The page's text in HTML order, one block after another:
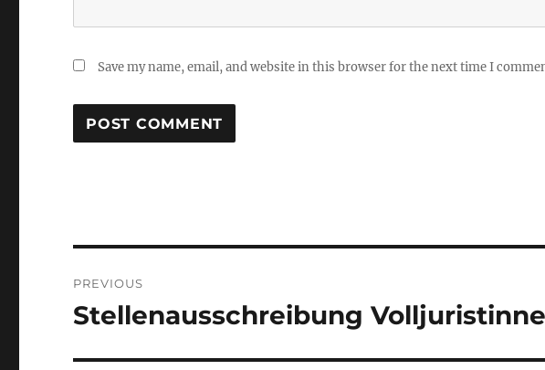
Save my name, email, and website in this browser for the next time I
navigation
PREVIOUS
Previous
Stellenausschreibung